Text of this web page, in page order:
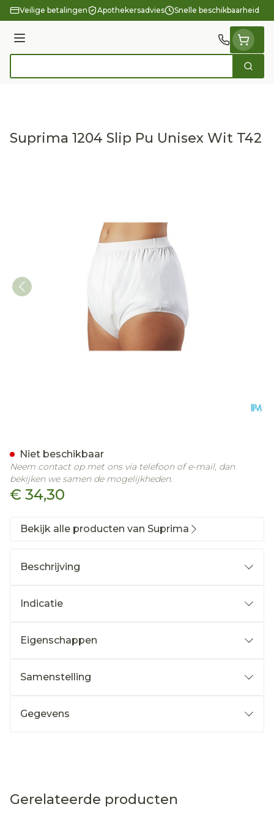
Ga naar de inhoud
Veilige betalingen Apothekersadvies Snelle beschikbaarheid
Menu
Zoek
Suprima 1204 Slip Pu Unisex Wit T42
€ 34,30
Niet beschikbaar
Neem contact op met ons via telefoon of e-mail, dan
bekijken we samen de mogelijkheden.
Bekijk alle producten van Suprima
Beschrijving
Indicatie
Eigenschappen
Samenstelling
Gegevens
Gerelateerde producten